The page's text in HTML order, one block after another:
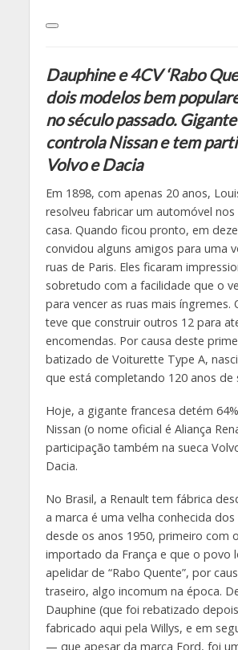
Dauphine e 4CV ‘Rabo
dois modelos bem
no século passado.
controla Nissan e tem
Volvo e Dacia
Em 1898, com apenas 20 anos,
resolveu fabricar um automóvel
casa. Quando ficou pronto, em
convidou alguns amigos para uma
ruas de Paris. Eles ficaram
sobretudo com a facilidade que o
para vencer as ruas mais íngremes.
teve que construir outros 12 para
encomendas. Por causa deste
batizado de Voiturette Type A,
que está completando 120 anos de
Hoje, a gigante francesa detém
Nissan (o nome oficial é Aliança
participação também na sueca
Dacia.
No Brasil, a Renault tem fábrica
a marca é uma velha conhecida dos
desde os anos 1950, primeiro com
importado da França e que o povo
apelidar de “Rabo Quente”, por
traseiro, algo incomum na época.
Dauphine (que foi rebatizado
fabricado aqui pela Willys, e em
— que apesar da marca Ford, foi